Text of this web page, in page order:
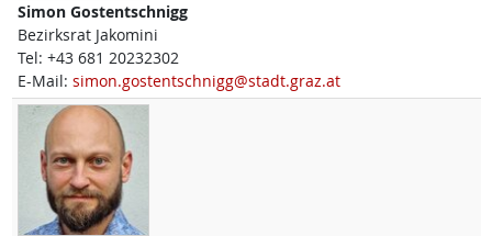
Simon Gostentschnigg
Bezirksrat Jakomini
Tel: +43 681 20232302
E-Mail: simon.gostentschnigg@stadt.graz.at